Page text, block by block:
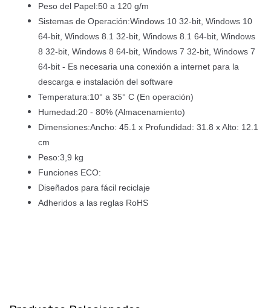
Peso del Papel:50 a 120 g/m
Sistemas de Operación:Windows 10 32-bit, Windows 10
64-bit, Windows 8.1 32-bit, Windows 8.1 64-bit, Windows
8 32-bit, Windows 8 64-bit, Windows 7 32-bit, Windows 7
64-bit - Es necesaria una conexión a internet para la
descarga e instalación del software
Temperatura:10° a 35° C (En operación)
Humedad:20 - 80% (Almacenamiento)
Dimensiones:Ancho: 45.1 x Profundidad: 31.8 x Alto: 12.1
cm
Peso:3,9 kg
Funciones ECO:
Diseñados para fácil reciclaje
Adheridos a las reglas RoHS